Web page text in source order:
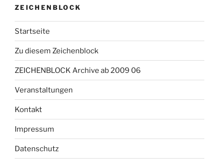
ZEICHENBLOCK
Startseite
Zu diesem Zeichenblock
ZEICHENBLOCK Archive ab 2009 06
Veranstaltungen
Kontakt
Impressum
Datenschutz